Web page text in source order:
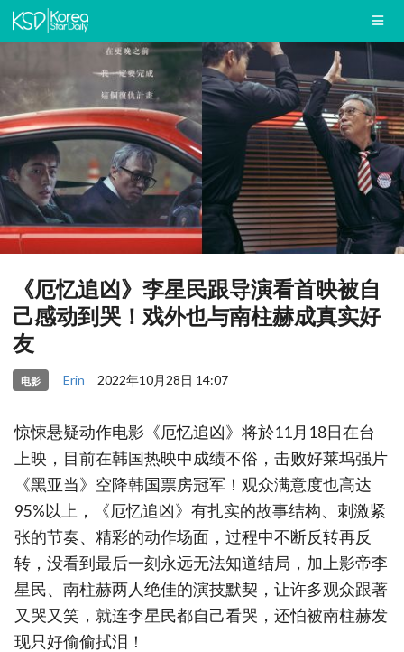
《厄忆追凶》李星民跟导演看首映被自
己感动到哭！戏外也与南柱赫成真实好
友
电影 Erin 2022年10月28日 14:07
惊悚悬疑动作电影《厄忆追凶》将於11月18日在台
上映，目前在韩国热映中成绩不俗，击败好莱坞强片
《黑亚当》空降韩国票房冠军！观众满意度也高达
95%以上，《厄忆追凶》有扎实的故事结构、刺激紧
张的节奏、精彩的动作场面，过程中不断反转再反
转，没看到最后一刻永远无法知道结局，加上影帝李
星民、南柱赫两人绝佳的演技默契，让许多观众跟著
又哭又笑，就连李星民都自己看哭，还怕被南柱赫发
现只好偷偷拭泪！